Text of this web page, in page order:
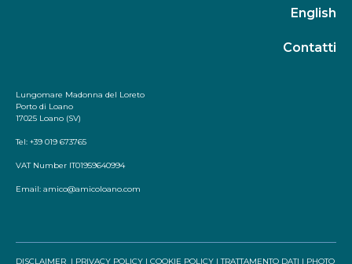
English
Contatti
Lungomare Madonna del Loreto
Porto di Loano
17025 Loano (SV)
Tel: +39 019 673765
VAT Number IT01959640994
Email: amico@amicoloano.com
DISCLAIMER | PRIVACY POLICY | COOKIE POLICY |TRATTAMENTO DATI | PHOTO